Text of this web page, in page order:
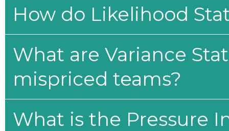
How do Likelihood
What are Variance
mispriced teams?
What is the Pressure